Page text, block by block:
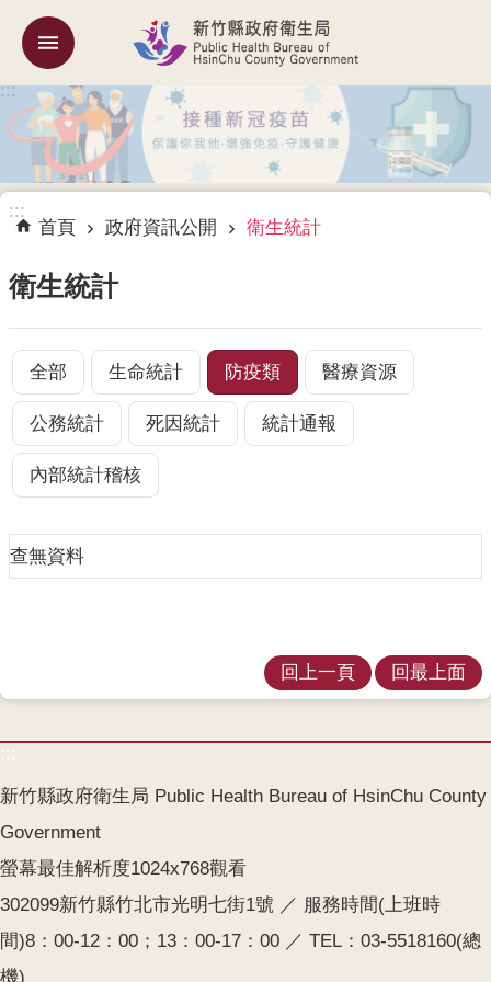
跳到主要內容區塊
機
關
簡
介
訊
公
告
業
務
專
區
專
業
員
區
區
便
服
政
府
資
訊
:::
:::
首頁 政府資訊公開 衛生統計
衛生統計
全部 生命統計 防疫類 醫療資源
公務統計 死因統計 統計通報
內部統計稽核
查無資料
回上一頁 回最上面
:::
新竹縣政府衛生局 Public Health Bureau of HsinChu County
Government
螢幕最佳解析度1024x768觀看
302099新竹縣竹北市光明七街1號 ／ 服務時間(上班時
間)8：00-12：00；13：00-17：00 ／ TEL：03-5518160(總
機)